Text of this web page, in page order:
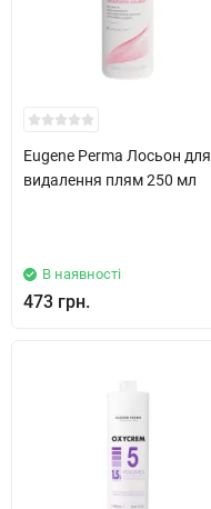
Eugene Perma Лосьон для
видалення плям 250 мл
В наявності
473 грн.